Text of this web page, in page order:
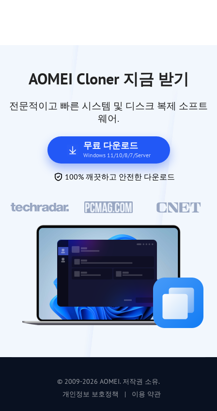
AOMEI Cloner 지금 받기
전문적이고 빠른 시스템 및 디스크 복제 소프트
웨어.
무료 다운로드
Windows 11/10/8/7/Server
100% 깨끗하고 안전한 다운로드
© 2009-2026 AOMEI. 저작권 소유.
개인정보 보호정책
| 이용 약관